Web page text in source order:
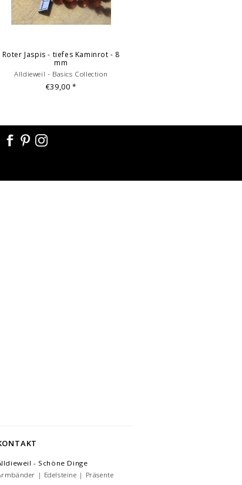
Roter Jaspis - tiefes Kaminrot - 8
mm
Alldieweil - Basics Collection
€39,00*
- Schöne Dinge
| Edelsteine | Präsente